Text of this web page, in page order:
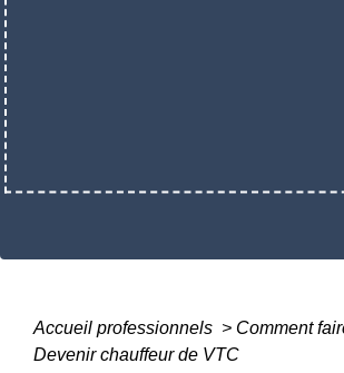
Accueil professionnels > Comment
Devenir chauffeur de VTC